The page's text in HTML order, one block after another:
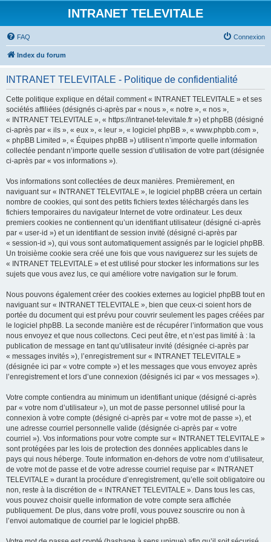
INTRANET TELEVITALE
FAQ Connexion
Index du forum
INTRANET TELEVITALE - Politique de confidentialité
Cette politique explique en détail comment « INTRANET TELEVITALE » et ses
sociétés affiliées (désignés ci-après par « nous », « notre », « nos »,
« INTRANET TELEVITALE », « https://intranet-televitale.fr ») et phpBB (désigné
ci-après par « ils », « eux », « leur », « logiciel phpBB », « www.phpbb.com »,
« phpBB Limited », « Équipes phpBB ») utilisent n’importe quelle information
collectée pendant n’importe quelle session d’utilisation de votre part (désignée
ci-après par « vos informations »).
Vos informations sont collectées de deux manières. Premièrement, en
naviguant sur « INTRANET TELEVITALE », le logiciel phpBB créera un certain
nombre de cookies, qui sont des petits fichiers textes téléchargés dans les
fichiers temporaires du navigateur Internet de votre ordinateur. Les deux
premiers cookies ne contiennent qu’un identifiant utilisateur (désigné ci-après
par « user-id ») et un identifiant de session invité (désigné ci-après par
« session-id »), qui vous sont automatiquement assignés par le logiciel phpBB.
Un troisième cookie sera créé une fois que vous naviguerez sur les sujets de
« INTRANET TELEVITALE » et est utilisé pour stocker les informations sur les
sujets que vous avez lus, ce qui améliore votre navigation sur le forum.
Nous pouvons également créer des cookies externes au logiciel phpBB tout en
naviguant sur « INTRANET TELEVITALE », bien que ceux-ci soient hors de
portée du document qui est prévu pour couvrir seulement les pages créées par
le logiciel phpBB. La seconde manière est de récupérer l’information que vous
nous envoyez et que nous collectons. Ceci peut être, et n’est pas limité à : la
publication de message en tant qu’utilisateur invité (désignée ci-après par
« messages invités »), l’enregistrement sur « INTRANET TELEVITALE »
(désignée ici par « votre compte ») et les messages que vous envoyez après
l’enregistrement et lors d’une connexion (désignés ici par « vos messages »).
Votre compte contiendra au minimum un identifiant unique (désigné ci-après
par « votre nom d’utilisateur »), un mot de passe personnel utilisé pour la
connexion à votre compte (désigné ci-après par « votre mot de passe »), et
une adresse courriel personnelle valide (désignée ci-après par « votre
courriel »). Vos informations pour votre compte sur « INTRANET TELEVITALE »
sont protégées par les lois de protection des données applicables dans le
pays qui nous héberge. Toute information en-dehors de votre nom d’utilisateur,
de votre mot de passe et de votre adresse courriel requise par « INTRANET
TELEVITALE » durant la procédure d’enregistrement, qu’elle soit obligatoire ou
non, reste à la discrétion de « INTRANET TELEVITALE ». Dans tous les cas,
vous pouvez choisir quelle information de votre compte sera affichée
publiquement. De plus, dans votre profil, vous pouvez souscrire ou non à
l’envoi automatique de courriel par le logiciel phpBB.